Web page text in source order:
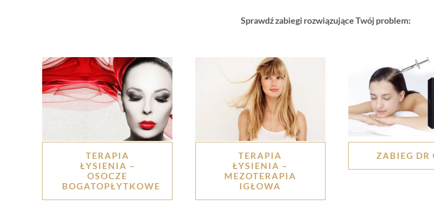
Sprawdź zabiegi rozwiązujące Twój problem:
TERAPIA
ŁYSIENIA –
OSOCZE
BOGATOPŁYTKOWE
TERAPIA
ŁYSIENIA –
MEZOTERAPIA
IGŁOWA
ZABIEG DR